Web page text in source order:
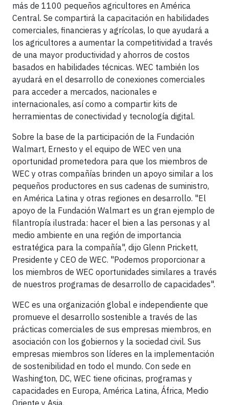
más de 1100 pequeños agricultores en América
Central. Se compartirá la capacitación en habilidades
comerciales, financieras y agrícolas, lo que ayudará a
los agricultores a aumentar la competitividad a través
de una mayor productividad y ahorros de costos
basados en habilidades técnicas. WEC también los
ayudará en el desarrollo de conexiones comerciales
para acceder a mercados, nacionales e
internacionales, así como a compartir kits de
herramientas de conectividad y tecnología digital.
Sobre la base de la participación de la Fundación
Walmart, Ernesto y el equipo de WEC ven una
oportunidad prometedora para que los miembros de
WEC y otras compañías brinden un apoyo similar a los
pequeños productores en sus cadenas de suministro,
en América Latina y otras regiones en desarrollo. "El
apoyo de la Fundación Walmart es un gran ejemplo de
filantropía ilustrada: hacer el bien a las personas y al
medio ambiente en una región de importancia
estratégica para la compañía", dijo Glenn Prickett,
Presidente y CEO de WEC. "Podemos proporcionar a
los miembros de WEC oportunidades similares a través
de nuestros programas de desarrollo de capacidades".
WEC es una organización global e independiente que
promueve el desarrollo sostenible a través de las
prácticas comerciales de sus empresas miembros, en
asociación con los gobiernos y la sociedad civil. Sus
empresas miembros son líderes en la implementación
de sostenibilidad en todo el mundo. Con sede en
Washington, DC, WEC tiene oficinas, programas y
capacidades en Europa, América Latina, África, Medio
Oriente y Asia.